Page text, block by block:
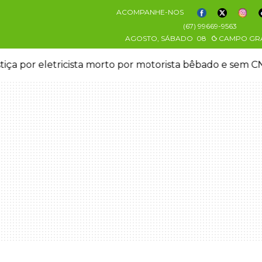
ACOMPANHE-NOS
(67) 99669-9563
AGOSTO, SÁBADO 08 CAMPO
por eletricista morto por motorista bêbado e sem